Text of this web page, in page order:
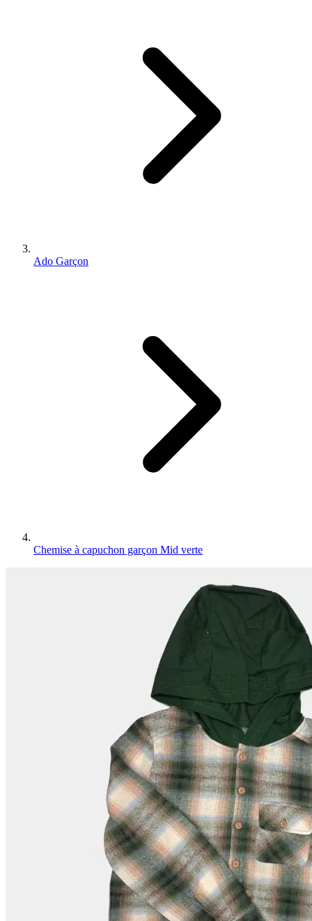
Ado Garçon
Chemise à capuchon garçon Mid verte